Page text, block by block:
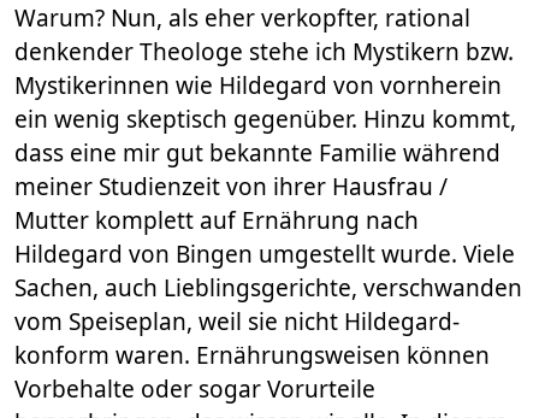
Warum? Nun, als eher verkopfter, rational
denkender Theologe stehe ich Mystikern bzw.
Mystikerinnen wie Hildegard von vornherein
ein wenig skeptisch gegenüber. Hinzu kommt,
dass eine mir gut bekannte Familie während
meiner Studienzeit von ihrer Hausfrau /
Mutter komplett auf Ernährung nach
Hildegard von Bingen umgestellt wurde. Viele
Sachen, auch Lieblingsgerichte, verschwanden
vom Speiseplan, weil sie nicht Hildegard-
konform waren. Ernährungsweisen können
Vorbehalte oder sogar Vorurteile